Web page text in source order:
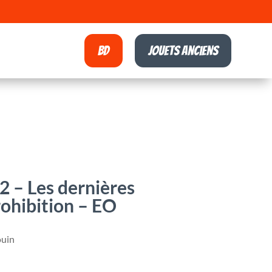
BD Jouets anciens
– Les dernières
– EO